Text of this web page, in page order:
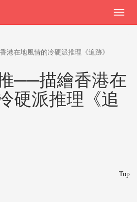
港在地風情的冷硬派推理《追跡》
──描繪香港在
硬派推理《追
Top